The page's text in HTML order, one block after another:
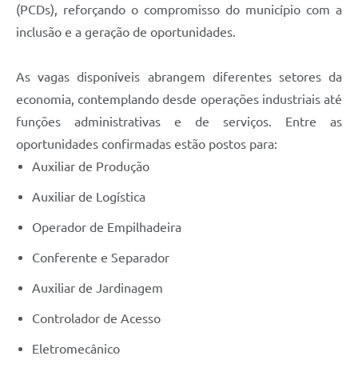
(PCDs), reforçando o compromisso do município com a
inclusão e a geração de oportunidades.
As vagas disponíveis abrangem diferentes setores da
economia, contemplando desde operações industriais até
funções administrativas e de serviços. Entre as
oportunidades confirmadas estão postos para:
Auxiliar de Produção
Auxiliar de Logística
Operador de Empilhadeira
Conferente e Separador
Auxiliar de Jardinagem
Controlador de Acesso
Eletromecânico